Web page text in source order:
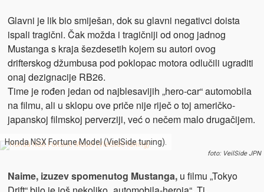
Glavni je lik bio smiješan, dok su glavni negativci doista
ispali tragični. Čak možda i tragičniji od onog jadnog
Mustanga s kraja šezdesetih kojem su autori ovog
drifterskog džumbusa pod poklopac motora odlučili ugraditi
onaj dezignacije RB26.
Time je rođen jedan od najblesavijih „hero-car“ automobila
na filmu, ali u sklopu ove priče nije riječ o toj američko-
japanskoj filmskoj perverziji, već o nečem malo drugačijem.
Honda NSX Fortune Model (VielSide tuning).
foto: VeilSide JPN
Naime, izuzev spomenutog Mustanga,u filmu „Tokyo